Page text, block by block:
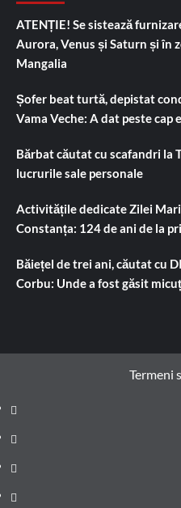
ATENȚIE! Se sistează
Aurora, Venus și Saturn și în
Mangalia
Șofer beat turtă, depistat
Vama Veche: A dat peste cap
Bărbat căutat cu scafandri la
lucrurile sale personale
Activitățile dedicate Zilei
Constanța: 124 de ani de la
Băiețel de trei ani, căutat cu
Corbu: Unde a fost găsit
Termeni
Prima
pagină
Știri
de
ultima
Administrație
locală
Actualitate